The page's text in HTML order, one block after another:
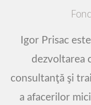
Igor Prisac
dezvoltarea
consultanţă şi
a afacerilor